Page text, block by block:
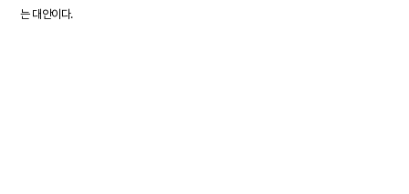
는 대안이다.